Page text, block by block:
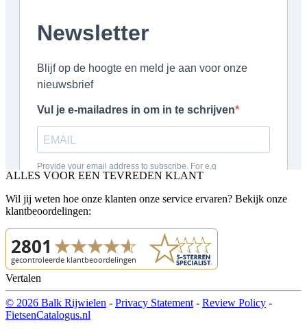
ALLES VOOR EEN TEVREDEN KLANT
Wil jij weten hoe onze klanten onze service ervaren? Bekijk onze
klantbeoordelingen:
Vertalen
© 2026 Balk Rijwielen - Privacy Statement - Review Policy -
FietsenCatalogus.nl